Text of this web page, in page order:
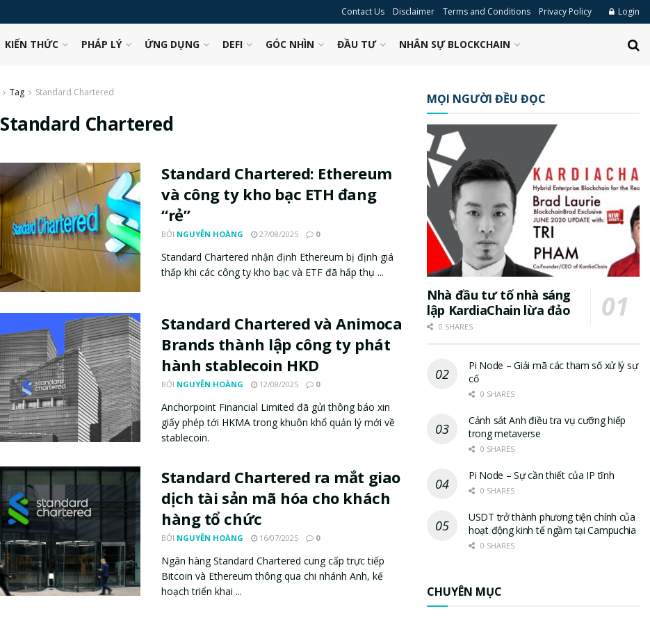
Contact Us Disclaimer Terms and Conditions Privacy Policy Login
KIẾN THỨC PHÁP LÝ ỨNG DỤNG DEFI GÓC NHÌN ĐẦU TƯ NHÂN SỰ BLOCKCHAIN
Tag Standard Chartered
Standard Chartered
Standard Chartered: Ethereum
và công ty kho bạc ETH đang
“rẻ”
BỞI NGUYỄN HOÀNG 27/08/2025 0
Standard Chartered nhận định Ethereum bị định giá
thấp khi các công ty kho bạc và ETF đã hấp thụ ...
Standard Chartered và Animoca
Brands thành lập công ty phát
hành stablecoin HKD
BỞI NGUYỄN HOÀNG 12/08/2025 0
Anchorpoint Financial Limited đã gửi thông báo xin
giấy phép tới HKMA trong khuôn khổ quản lý mới về
stablecoin.
Standard Chartered ra mắt giao
dịch tài sản mã hóa cho khách
hàng tổ chức
BỞI NGUYỄN HOÀNG 16/07/2025 0
Ngân hàng Standard Chartered cung cấp trực tiếp
Bitcoin và Ethereum thông qua chi nhánh Anh, kế
hoạch triển khai ...
MỌI NGƯỜI ĐỀU ĐỌC
Nhà đầu tư tố nhà sáng
lập KardiaChain lừa đảo
0 SHARES
Pi Node – Giải mã các tham số xử lý sự
cố
0 SHARES
Cảnh sát Anh điều tra vụ cưỡng hiếp
trong metaverse
0 SHARES
Pi Node – Sự cần thiết của IP tĩnh
0 SHARES
USDT trở thành phương tiện chính của
hoạt động kinh tế ngầm tại Campuchia
0 SHARES
CHUYÊN MỤC